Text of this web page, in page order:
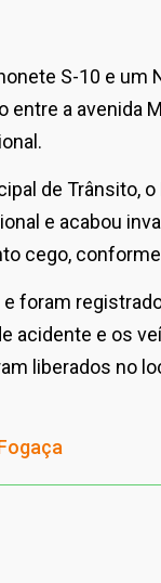
S-10 e um
a avenida
de Trânsito,
e acabou
cego,
foram
acidente e os
liberados no